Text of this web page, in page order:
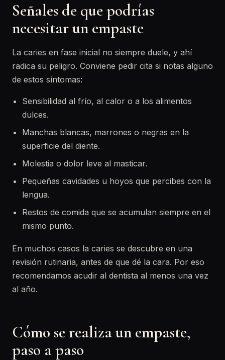
Señales de que podrías
necesitar un empaste
La caries en fase inicial no siempre duele, y ahí
radica su peligro. Conviene pedir cita si notas alguno
de estos síntomas:
Sensibilidad al frío, al calor o a los alimentos
dulces.
Manchas blancas, marrones o negras en la
superficie del diente.
Molestia o dolor leve al masticar.
Pequeñas cavidades u hoyos que percibes con la
lengua.
Restos de comida que se acumulan siempre en el
mismo punto.
En muchos casos la caries se descubre en una
revisión rutinaria, antes de que dé la cara. Por eso
recomendamos acudir al dentista al menos una vez
al año.
Cómo se realiza un empaste,
paso a paso